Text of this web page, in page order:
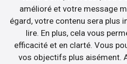
amélioré et votre message
égard, votre contenu sera plus
lire. En plus, cela vous
efficacité et en clarté. Vous
vos objectifs plus aisément.